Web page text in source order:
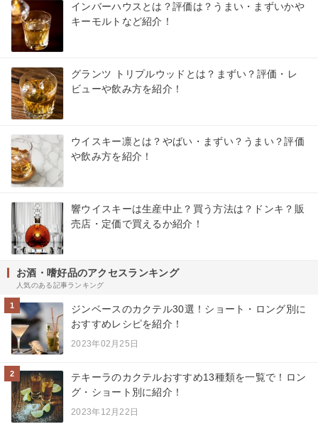
インバーハウスとは？評価は？うまい・まずいかや
キーモルトなど紹介！
グランツ トリプルウッドとは？まずい？評価・レ
ビューや飲み方を紹介！
ウイスキー凛とは？やばい・まずい？うまい？評価
や飲み方を紹介！
響ウイスキーは生産中止？買う方法は？ドンキ？販
売店・定価で買えるか紹介！
お酒・嗜好品のアクセスランキング
人気のある記事ランキング
1
ジンベースのカクテル30選！ショート・ロング別に
おすすめレシピを紹介！
2023年02月25日
2
テキーラのカクテルおすすめ13種類を一覧で！ロン
グ・ショート別に紹介！
2023年12月22日